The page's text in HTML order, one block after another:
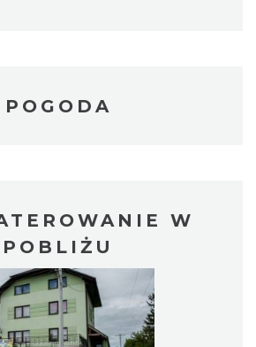
POGODA
W
POBLIŻU